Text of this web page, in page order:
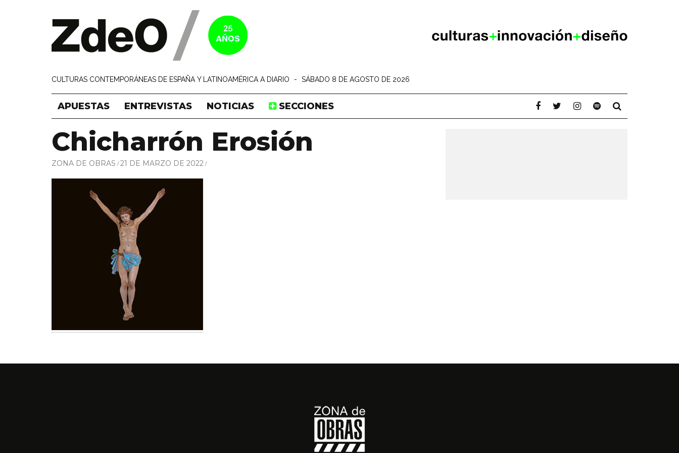
CULTURAS CONTEMPORÁNEAS DE ESPAÑA Y LATINOAMÉRICA A DIARIO - SÁBADO 8 DE AGOSTO DE 2026
APUESTAS ENTREVISTAS NOTICIAS SECCIONES
Chicharrón Erosión
ZONA DE OBRAS 21 DE MARZO DE 2022